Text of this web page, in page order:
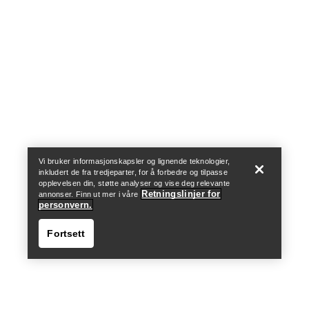
Vi bruker informasjonskapsler og lignende teknologier,
inkludert de fra tredjeparter, for å forbedre og tilpasse
opplevelsen din, støtte analyser og vise deg relevante
annonser. Finn ut mer i våre Retningslinjer for
personvern.
Fortsett